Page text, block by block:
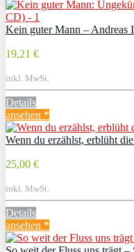
Kein guter Mann – Andreas
19,21 €
inkl. MwSt.
Details
ansehen *
Wenn du erzählst, erblüht
25,00 €
inkl. MwSt.
Details
ansehen *